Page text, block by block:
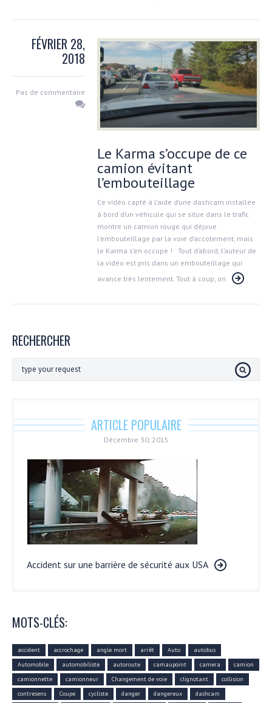
FÉVRIER 28,
2018
Pas de commentaire
Le Karma s’occupe de ce
camion évitant
l’embouteillage
Ce vidéo capté à l’aide d’une dashcam installée
à bord d’un véhicule qui se situe dans le trafic
montre un camion rouge qui déjoue
l’embouteillage par la voie d’accotement, mais
le Karma s’en occupe ! Tout d’abord, l’auteur de
la vidéo est pris dans un embouteillage qui
avance très lentement. Tout à coup, on
RECHERCHER
ARTICLE POPULAIRE
Décembre 30, 2015
Accident sur une barrière de sécurité aux USA
MOTS-CLÉS:
accident accrochage angle mort arrêt Auto
autobus
Automobile
automobiliste autoroute camaupoint camera
camion
camionnette
camionneur Changement de voie clignotant
collision
contresens
Coupe cycliste danger dangereux dashcam